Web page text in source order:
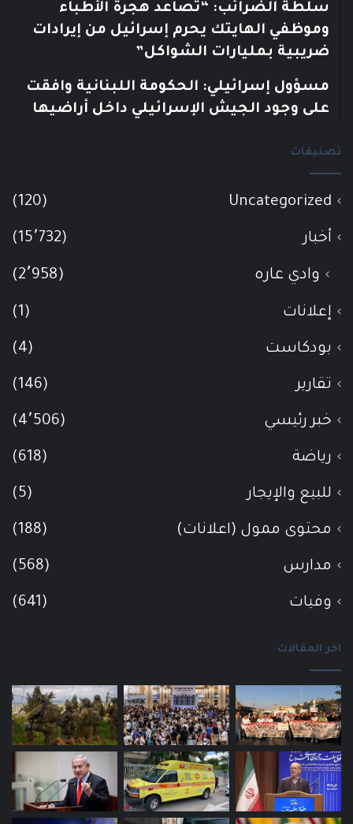
سلطة الضرائب: “تصاعد هجرة الأطباء
وموظفي الهايتك يحرم إسرائيل من إيرادات
ضريبية بمليارات الشواكل”
مسؤول إسرائيلي: الحكومة اللبنانية وافقت
على وجود الجيش الإسرائيلي داخل أراضيها
تصنيفات
Uncategorized
(120)
أخبار (15٬732)
وادي عاره (2٬958)
إعلانات (1)
بودكاست (4)
تقارير (146)
خبر رئيسي (4٬506)
رياضة (618)
للبيع والإيجار (5)
محتوى ممول (اعلانات) (188)
مدارس (568)
وفيات (641)
اخر المقالات